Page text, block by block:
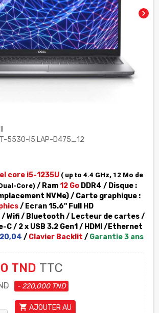
chevron_right
5530-I5 LAP-D475_12
core i5-1235U ( up to 4.4 GHz, 12 Mo de
Core) / Ram12 Go DDR4 / Disque :
NVMe) / Carte graphique :
/ Ecran 15.6'' Full HD
/ Wifi / Bluetooth / Lecteur de cartes /
C / 2 x USB 3.2 Gen1 / HDMI /Ethernet
/ Clavier Backlit / Garantie 3 ans
TND TTC
- 220,000 TND
shopping_cart AJOUTER AU